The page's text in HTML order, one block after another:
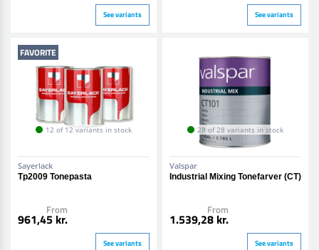
See variants See variants
FAVORITE
12 of 12 variants in stock
Sayerlack
Tp2009 Tonepasta
From
961,45 kr.
See variants
28 of 28 variants in stock
Valspar
Industrial Mixing Tonefarver (CT)
From
1.539,28 kr.
See variants